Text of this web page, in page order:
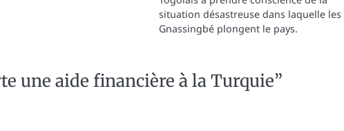
situation désastreuse dans laquelle les
Gnassingbé plongent le pays.
une aide financière à la Turquie”